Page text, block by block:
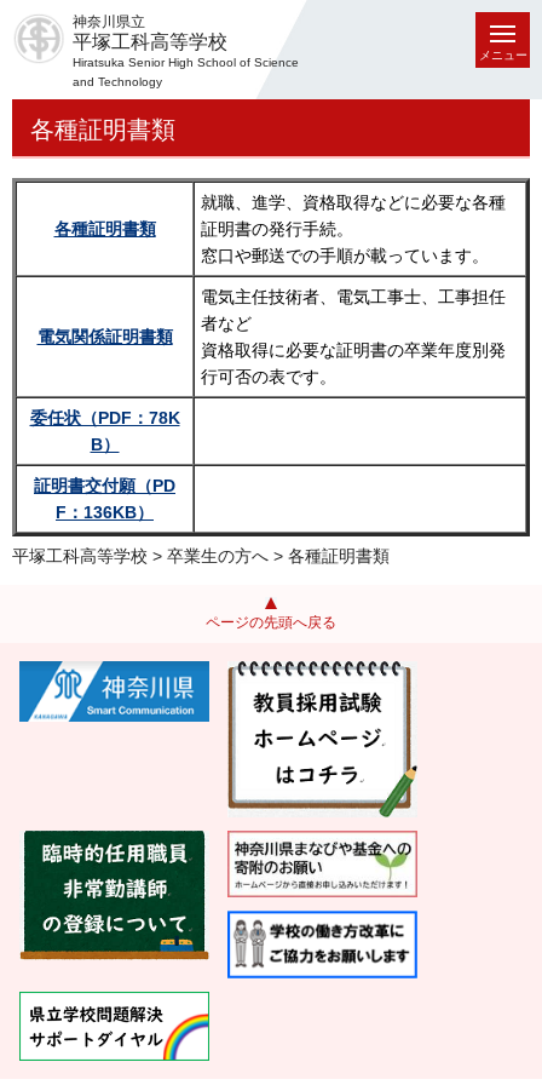
神奈川県立
平塚工科高等学校
Hiratsuka Senior High School of Science
and Technology
メニュー
各種証明書類
各種証明書類
就職、進学、資格取得などに必要な各種
証明書の発行手続。
窓口や郵送での手順が載っています。
電気関係証明書類
電気主任技術者、電気工事士、工事担任
者など
資格取得に必要な証明書の卒業年度別発
行可否の表です。
委任状（PDF：78K
B）
証明書交付願（PD
F：136KB）
平塚工科高等学校 > 卒業生の方へ > 各種証明書類
ページの先頭へ戻る